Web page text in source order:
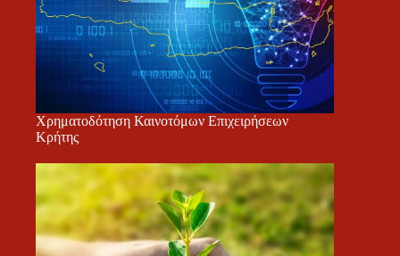
Χρηματοδότηση Καινοτόμων Επιχειρήσεων
Κρήτης